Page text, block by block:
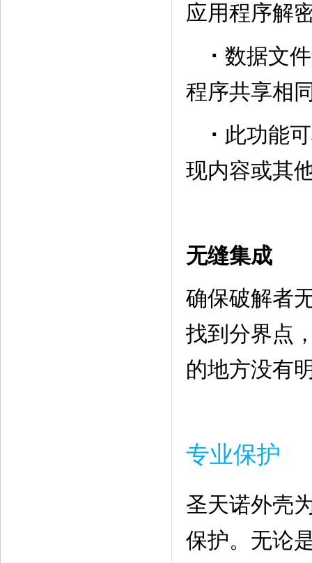
应用程序解
· 数据文
程序共享相
· 此功能
现内容或其
无缝集成
确保破解者
找到分界点
的地方没有
专业保护
圣天诺外壳
保护。无论